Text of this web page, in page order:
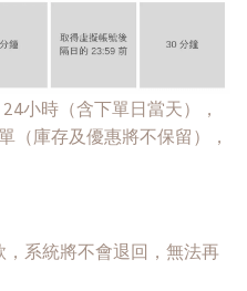
小時（含下單日當天），
（庫存及優惠將不保留），
系統將不會退回，無法再